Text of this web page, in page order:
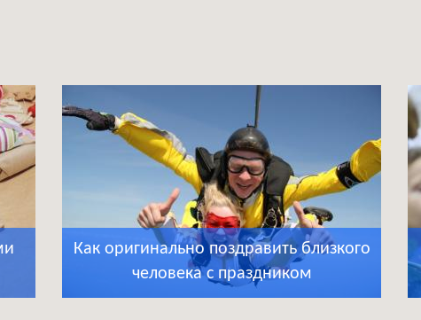
Как оригинально поздравить близкого
человека с праздником